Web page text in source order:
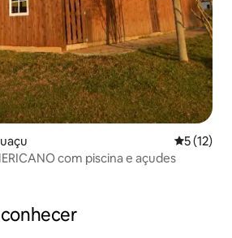
5 de uma
5 (12)
com piscina e açudes